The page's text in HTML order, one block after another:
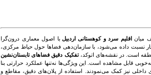
میان اقلیم سرد و کوهستانی اردبیل با اصول معماری درون‌گرا
نسبت داده می‌شود، با سازمان‌دهی فضاها حول حیاط مرکزی،
است. در نقشه‌های اتوکد،تفکیک دقیق فضاهای تابستان‌نشین
قابل مشاهده است. این ویژگی‌ها نه‌تنها عملکرد حرارتی بنا
نیز کمک می‌نمودند. استفاده از پلان‌های دقیق، مقاطع و